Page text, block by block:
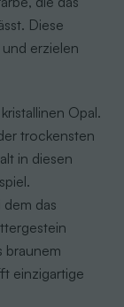
Diese
erzielen
Opal.
trockensten
in diesen
das
braunem
einzigartige